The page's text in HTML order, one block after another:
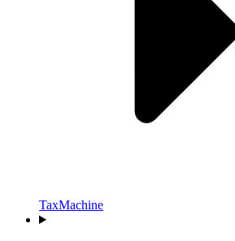
TaxMachine